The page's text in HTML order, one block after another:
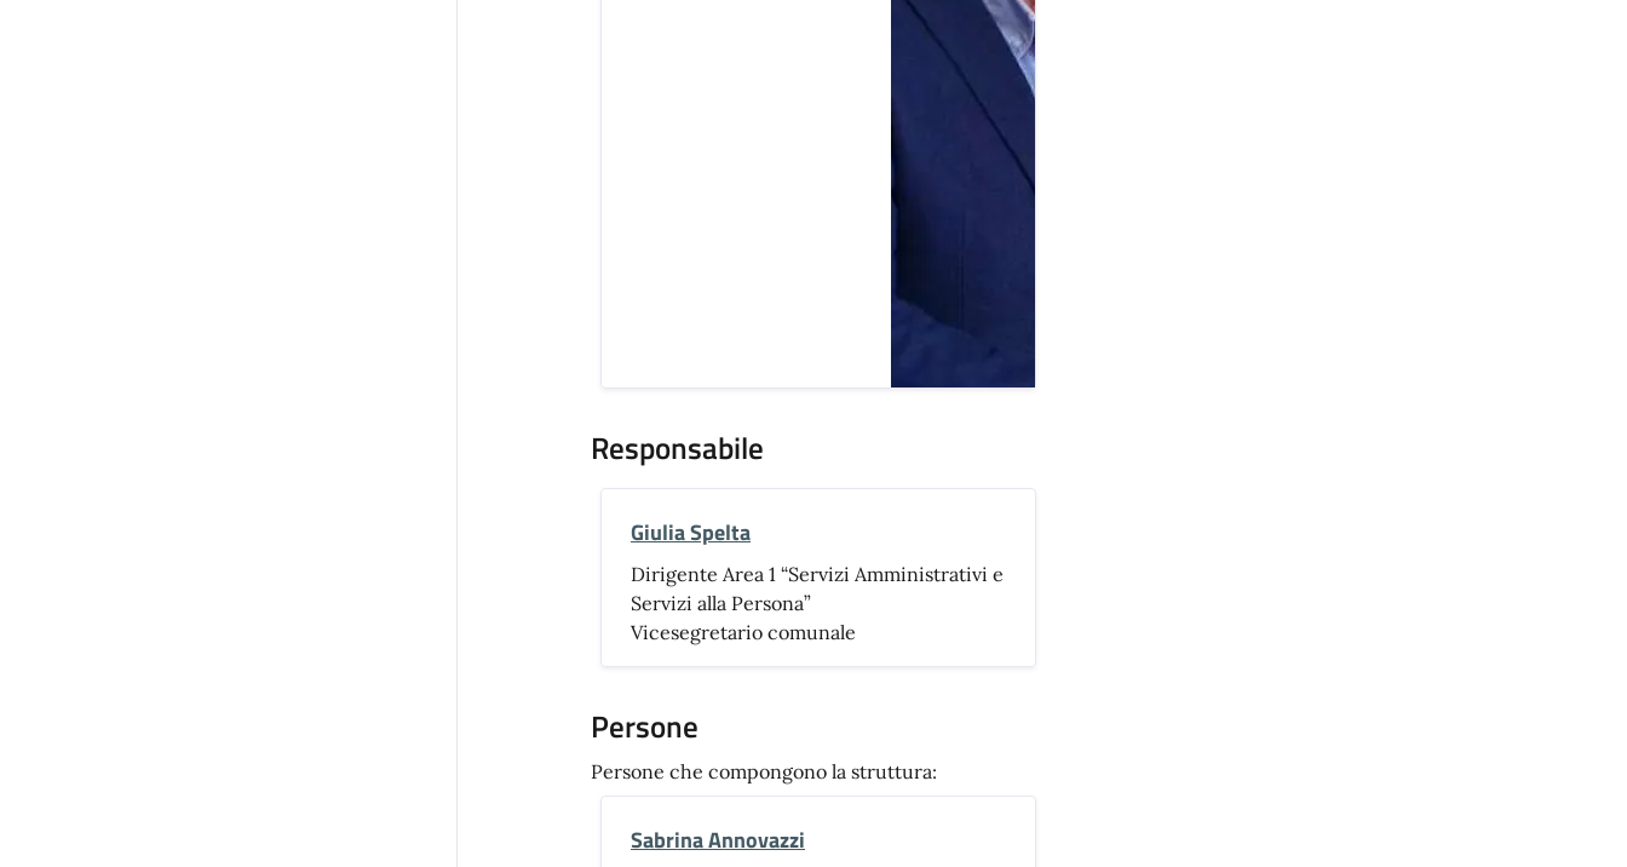
Responsabile
Giulia Spelta
Dirigente Area 1 “Servizi Amministrativi e
Servizi alla Persona”
Vicesegretario comunale
Persone
Persone che compongono la struttura:
Sabrina Annovazzi